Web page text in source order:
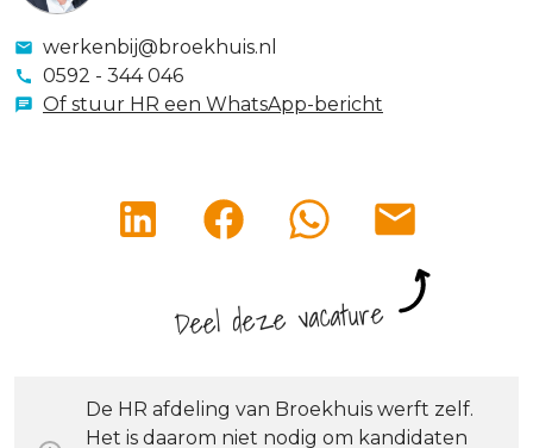
werkenbij@broekhuis.nl
0592 - 344 046
Of stuur HR een WhatsApp-bericht
Deel deze vacature
De HR afdeling van Broekhuis werft zelf.
Het is daarom niet nodig om kandidaten